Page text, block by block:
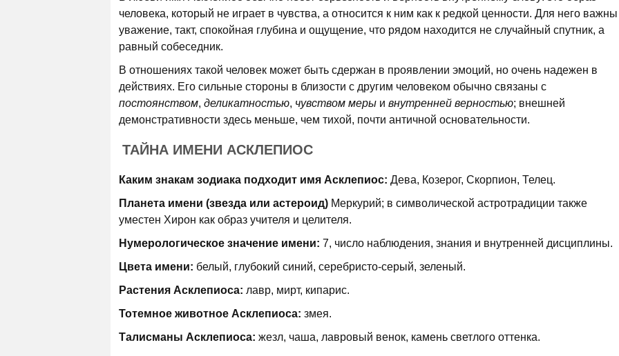
человека, который не играет в чувства, а относится к ним как к редкой ценности. Для него важны
уважение, такт, спокойная глубина и ощущение, что рядом находится не случайный спутник, а
равный собеседник.
В отношениях такой человек может быть сдержан в проявлении эмоций, но очень надежен в
действиях. Его сильные стороны в близости с другим человеком обычно связаны с
постоянством, деликатностью, чувством меры и внутренней верностью; внешней
демонстративности здесь меньше, чем тихой, почти античной основательности.
ТАЙНА ИМЕНИ АСКЛЕПИОС
Каким знакам зодиака подходит имя Асклепиос: Дева, Козерог, Скорпион, Телец.
Планета имени (звезда или астероид) Меркурий; в символической астротрадиции также
уместен Хирон как образ учителя и целителя.
Нумерологическое значение имени: 7, число наблюдения, знания и внутренней дисциплины.
Цвета имени: белый, глубокий синий, серебристо-серый, зеленый.
Растения Асклепиоса: лавр, мирт, кипарис.
Тотемное животное Асклепиоса: змея.
Талисманы Асклепиоса: жезл, чаша, лавровый венок, камень светлого оттенка.